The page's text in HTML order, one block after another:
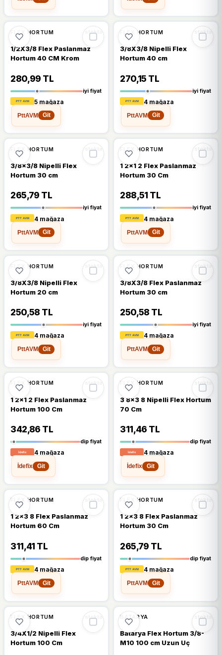
%35 %35 DÜŞTÜ
FLEX HORTUM stokta
1/2X3/8 Flex Paslanmaz
Hortum 40 CM Krom
280,99 TL
iyi fiyat
5 mağaza
PttAVM
Git
%32 %32 DÜŞTÜ
FLEX HORTUM stokta
3/8X3/8 Nipelli Flex
Hortum 40 cm
270,15 TL
iyi fiyat
4 mağaza
PttAVM
Git
%35 %35 DÜŞTÜ
FLEX HORTUM stokta
3/8x3/8 Nipelli Flex
Hortum 30 cm
265,79 TL
iyi fiyat
4 mağaza
PttAVM
Git
%26 %26 DÜŞTÜ
FLEX HORTUM stokta
1 2x1 2 Flex Paslanmaz
Hortum 30 Cm
288,51 TL
iyi fiyat
4 mağaza
PttAVM
Git
%34 %34 DÜŞTÜ
FLEX HORTUM stokta
3/8X3/8 Nipelli Flex
Hortum 20 cm
250,58 TL
iyi fiyat
4 mağaza
PttAVM
Git
%53 %53 DÜŞTÜ
FLEX HORTUM stokta
3/8X3/8 Flex Paslanmaz
Hortum 30 cm
250,58 TL
iyi fiyat
4 mağaza
PttAVM
Git
%44 %44 DÜŞTÜ
FLEX HORTUM stokta
1 2x1 2 Flex Paslanmaz
Hortum 100 Cm
342,86 TL
dip fiyat
4 mağaza
İdefix
Git
%50 %50 DÜŞTÜ
FLEX HORTUM stokta
3 8x3 8 Nipelli Flex Hortum
70 Cm
311,46 TL
dip fiyat
4 mağaza
İdefix
Git
%35 %35 DÜŞTÜ
FLEX HORTUM stokta
1 2x3 8 Flex Paslanmaz
Hortum 60 Cm
311,41 TL
dip fiyat
4 mağaza
PttAVM
Git
%35 %35 DÜŞTÜ
FLEX HORTUM stokta
1 2x3 8 Flex Paslanmaz
Hortum 30 Cm
265,79 TL
dip fiyat
4 mağaza
PttAVM
Git
%40 %40 DÜŞTÜ
FLEX HORTUM stokta
3/4X1/2 Nipelli Flex
Hortum 100 Cm
%38 %38 DÜŞTÜ
BATARYA stokta
Batarya Flex Hortum 3/8-
M10 100 cm Uzun Uç